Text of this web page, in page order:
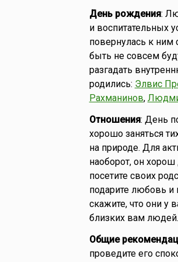
День рождения:
и воспитательных
повернулась к ним
быть не совсем
разгадать
родились: Элвис
Рахманинов,
Отношения: День
хорошо заняться
на природе. Для
наоборот, он
посетите своих
подарите любовь и
скажите, что они у
близких вам людей.
Общие
проведите его